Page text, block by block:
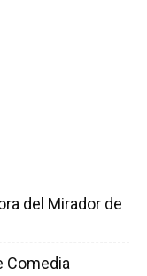
del Mirador de
Comedia